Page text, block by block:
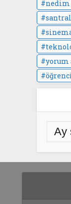
nedim
yorum